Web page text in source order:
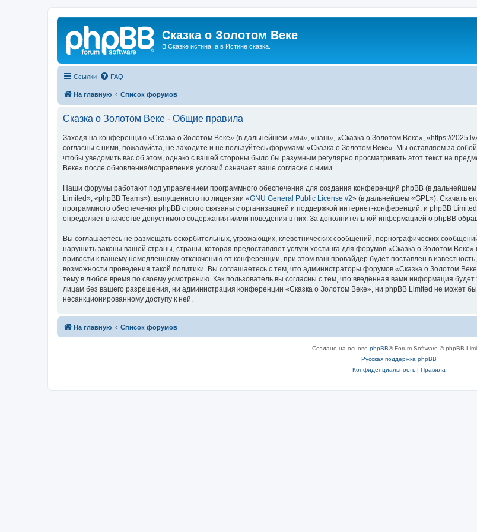
Сказка о Золотом Веке
В Сказке истина, а в Истине сказка.
Ссылки FAQ
На главную Список форумов
Сказка о Золотом Веке - Общие правила
Заходя на конференцию «Сказка о Золотом Веке» (в дальнейшем «мы», «наш», «Сказка о Золотом Веке», «https://
согласны с ними, пожалуйста, не заходите и не пользуйтесь форумами «Сказка о Золотом Веке». Мы оставляем за
чтобы уведомить вас об этом, однако с вашей стороны было бы разумным регулярно просматривать этот текст на
Веке» после обновления/исправления условий означает ваше согласие с ними.
Наши форумы работают под управлением программного обеспечения для создания конференций phpBB (в
Limited», «phpBB Teams»), выпущенного по лицензии «GNU General Public License v2» (в дальнейшем «GPL»). Скачать
программного обеспечения phpBB строго связаны с организацией и поддержкой интернет-конференций, и phpBB
определяет в качестве допустимого содержания и/или поведения в них. За дополнительной информацией о phpBB
Вы соглашаетесь не размещать оскорбительных, угрожающих, клеветнических сообщений, порнографических
нарушить законы вашей страны, страны, которая предоставляет услуги хостинга для форумов «Сказка о Золотом
привести к вашему немедленному отключению от конференции, при этом ваш провайдер будет поставлен в
возможности проведения такой политики. Вы соглашаетесь с тем, что администраторы форумов «Сказка о Золотом
тему в любое время по своему усмотрению. Как пользователь вы согласны с тем, что введённая вами информация
лицам без вашего разрешения, ни администрация конференции «Сказка о Золотом Веке», ни phpBB Limited не может
несанкционированному доступу к ней.
На главную Список форумов
Создано на основе phpBB® Forum Software © phpBB
Русская поддержка phpBB
Конфиденциальность| Правила